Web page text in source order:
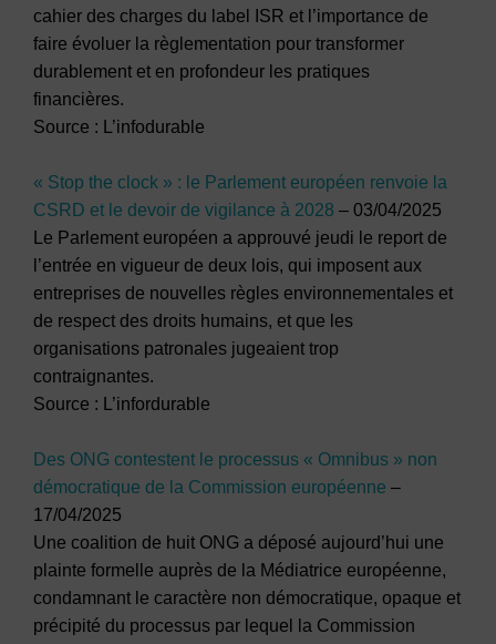
cahier des charges du label ISR et l’importance de
faire évoluer la règlementation pour transformer
durablement et en profondeur les pratiques
financières.
Source : L’infodurable
« Stop the clock » : le Parlement européen renvoie la
CSRD et le devoir de vigilance à 2028 – 03/04/2025
Le Parlement européen a approuvé jeudi le report de
l’entrée en vigueur de deux lois, qui imposent aux
entreprises de nouvelles règles environnementales et
de respect des droits humains, et que les
organisations patronales jugeaient trop
contraignantes.
Source : L’infordurable
Des ONG contestent le processus « Omnibus » non
démocratique de la Commission européenne –
17/04/2025
Une coalition de huit ONG a déposé aujourd’hui une
plainte formelle auprès de la Médiatrice européenne,
condamnant le caractère non démocratique, opaque et
précipité du processus par lequel la Commission